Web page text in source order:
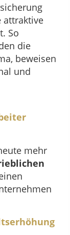
attraktive
So
die
beweisen
und
mehr